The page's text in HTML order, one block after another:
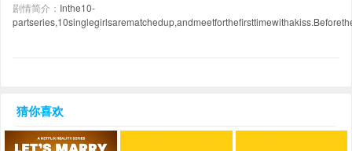
剧情简介： Inthe10-
猜你喜欢